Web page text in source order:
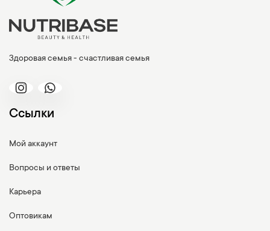
Здоровая семья - счастливая семья
Ссылки
Мой аккаунт
Вопросы и ответы
Карьера
Оптовикам